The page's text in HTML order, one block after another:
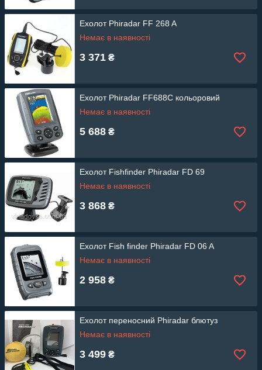
Ехолот Phiradar FF 268 A
Немає в наявності
3 371 ₴
Ехолот Phiradar FF688C кольоровий
Немає в наявності
5 688 ₴
Ехолот Fishfinder Phiradar FD 69
Немає в наявності
3 868 ₴
Ехолот Fish finder Phiradar FD 06 A
Немає в наявності
2 958 ₴
Ехолот переносний Phiradar блютуз
Немає в наявності
3 499 ₴